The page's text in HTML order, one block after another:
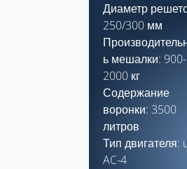
Диаметр
250/300 мм
ь мешалки: 900-
2000 кг
Содержание
воронки: 3500
литров
Тип двигателя:
AC-4